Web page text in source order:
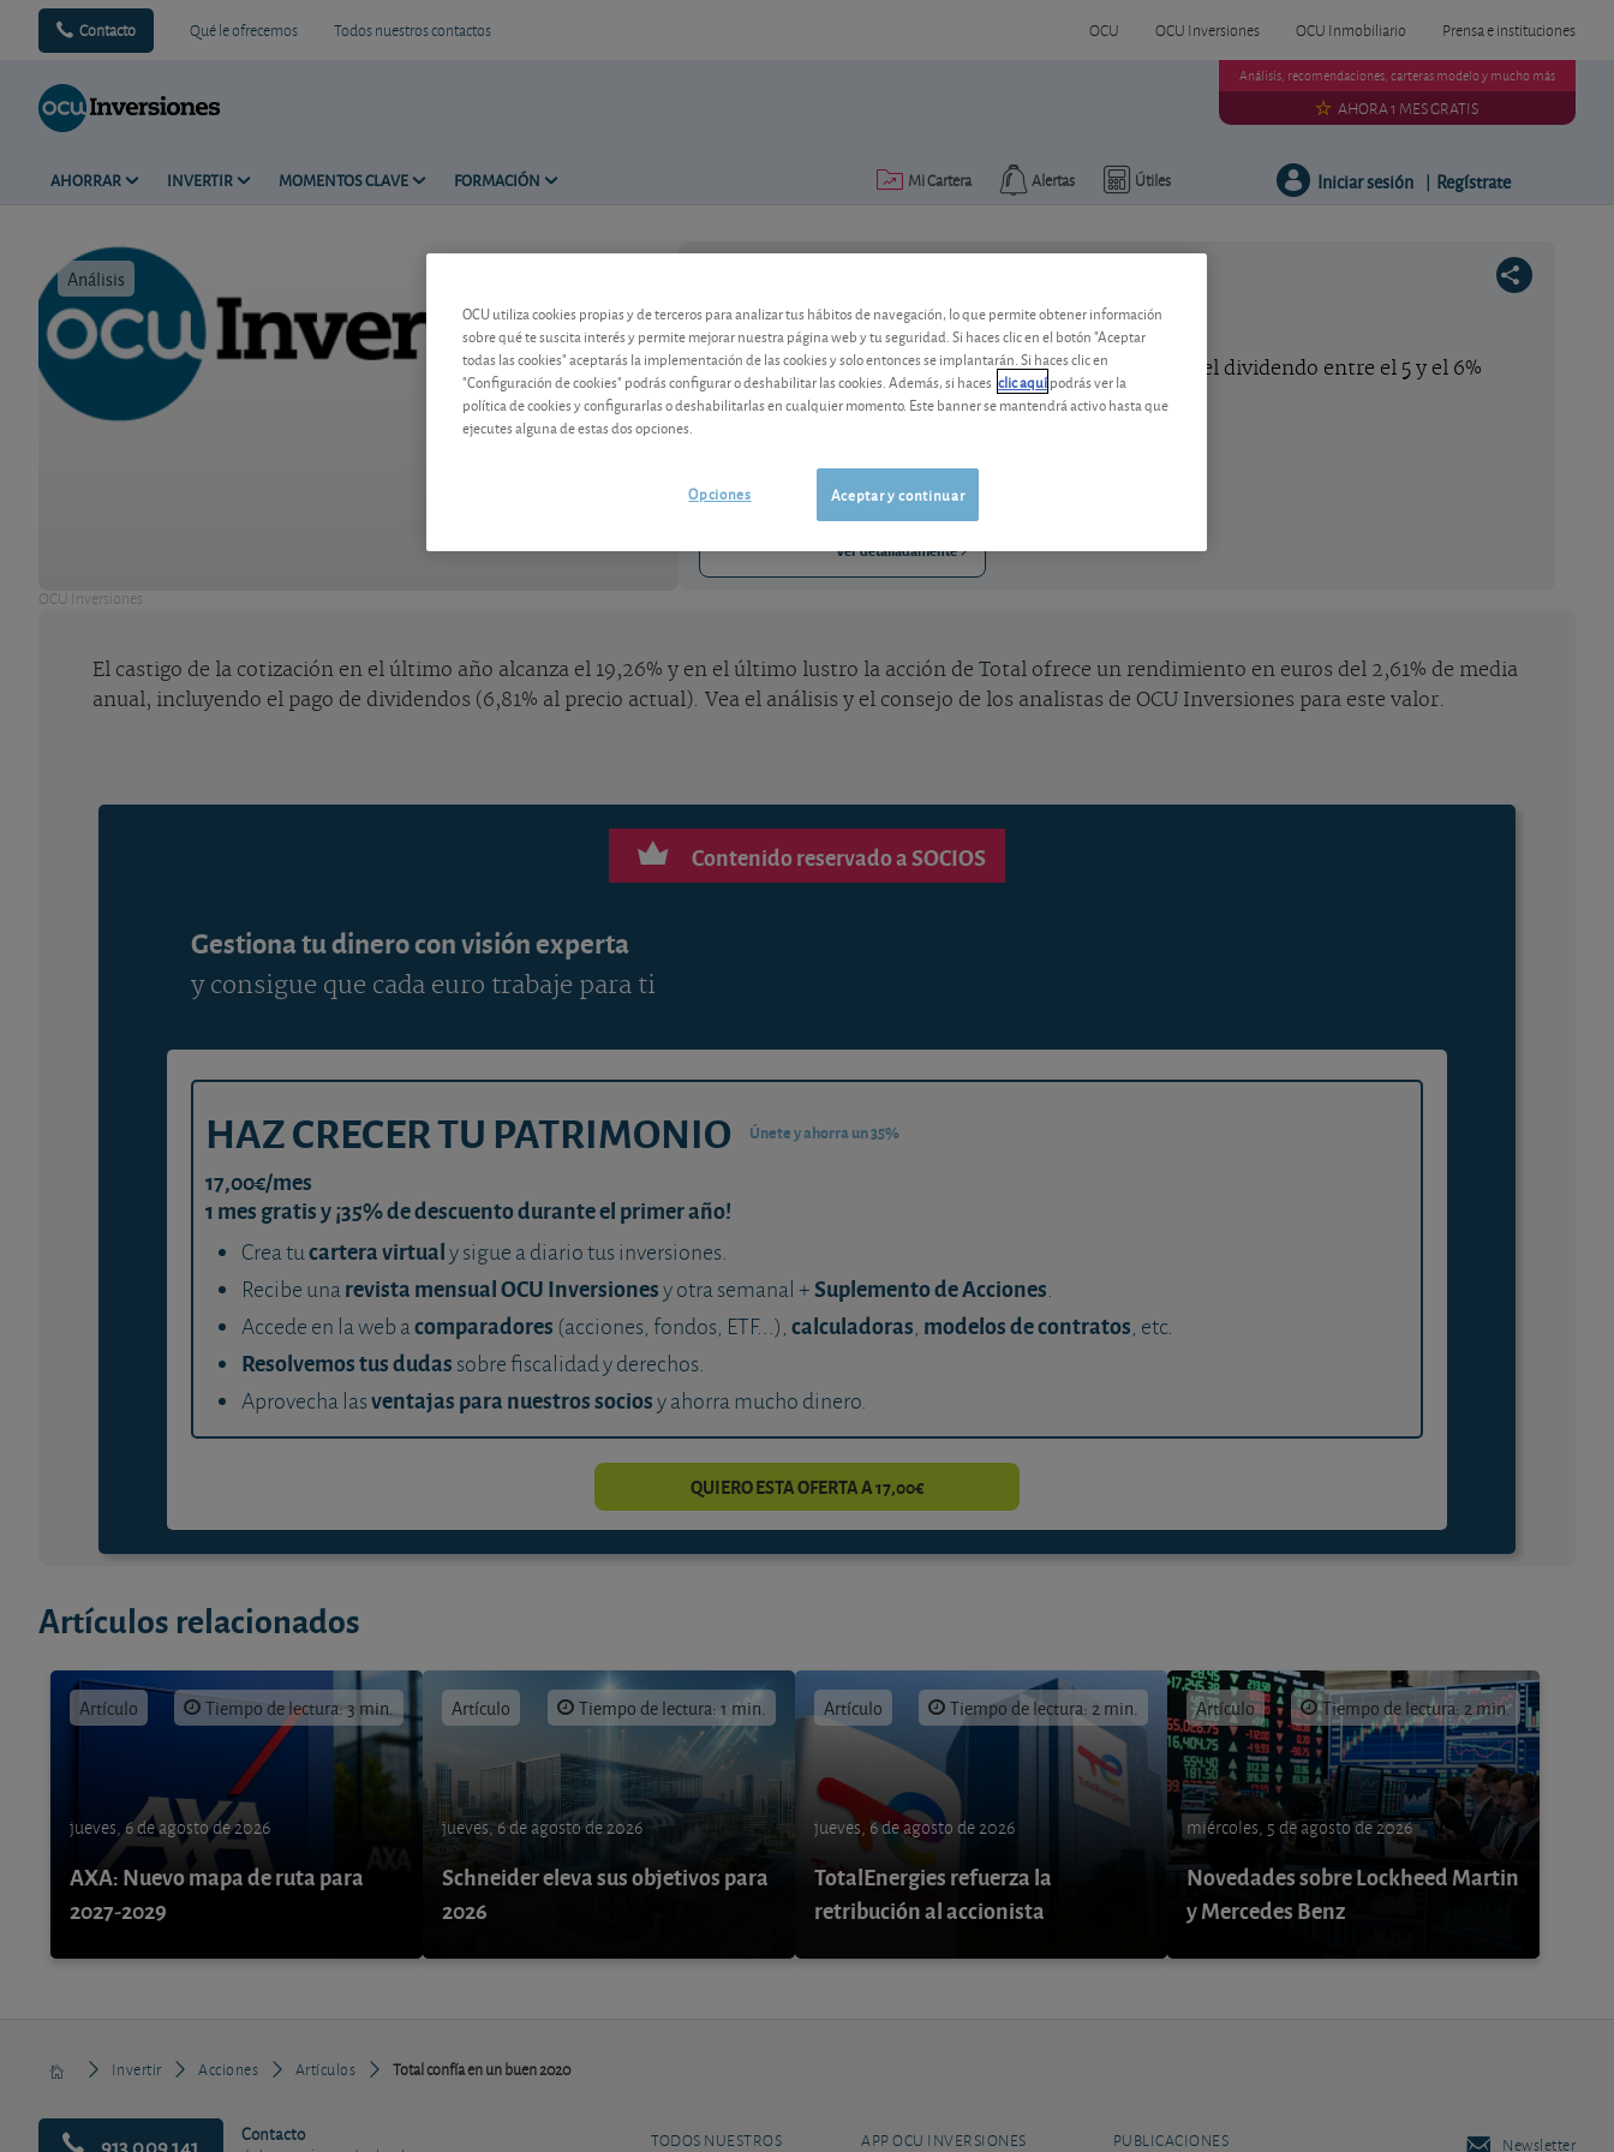
Contacto Qué le ofrecemos Todos nuestros contactos OCU OCU Inversiones OCU Inmobiliario Prensa e instituciones
AHORRAR INVERTIR MOMENTOS CLAVE FORMACIÓN Útiles
Alertas
Mi Cartera
Análisis, recomendaciones, carteras modelo y mucho más
AHORA 1 MES GRATIS
Iniciar sesión | Regístrate
Análisis
OCU Inversiones
Total confía en un buen 2020
El grupo petrolero francés confirma un incremento del dividendo entre el 5 y el 6%
anual en los próximos años.
06/08/2026 París
0,64 EUR (0,87 %)
Ver detalladamente
El castigo de la cotización en el último año alcanza el 19,26% y en el último lustro la acción de Total ofrece un rendimiento en euros del 2,61% de media
anual, incluyendo el pago de dividendos (6,81% al precio actual). Vea el análisis y el consejo de los analistas de OCU Inversiones para este valor.
Contenido reservado a SOCIOS
Gestiona tu dinero con visión experta
y consigue que cada euro trabaje para ti
HAZ CRECER TU PATRIMONIO Únete y ahorra un 35%
17,00€/mes
1 mes gratis y ¡35% de descuento durante el primer año!
Crea tucartera virtualy sigue a diario tus inversiones.
Recibe unarevista mensual OCU Inversionesy otra semanal +Suplemento de Acciones.
Accede en la web acomparadores (acciones, fondos, ETF...), calculadoras, modelos de contratos, etc.
Resolvemos tus dudas sobre fiscalidad y derechos.
Aprovecha lasventajas para nuestros sociosy ahorra mucho dinero.
QUIERO ESTA OFERTA A 17,00€
Artículos relacionados
Artículo Tiempo de lectura: 3 min.
jueves, 6 de agosto de 2026
AXA: Nuevo mapa de ruta para
2027-2029
Artículo Tiempo de lectura: 1 min.
jueves, 6 de agosto de 2026
Schneider eleva sus objetivos para
2026
Artículo Tiempo de lectura: 2 min.
jueves, 6 de agosto de 2026
TotalEnergies refuerza la
retribución al accionista
Artículo Tiempo de lectura: 2 min.
miércoles, 5 de agosto de 2026
Novedades sobre Lockheed Martin
y Mercedes Benz
Invertir Acciones Artículos Total confía en un buen 2020
913 009 141 Contacto
TODOS NUESTROS
APP OCU INVERSIONES PUBLICACIONES Newsletter
OCU utiliza cookies propias y de terceros para analizar tus hábitos de navegación, lo que permite obtener información
sobre qué te suscita interés y permite mejorar nuestra página web y tu seguridad. Si haces clic en el botón "Aceptar
todas las cookies" aceptarás la implementación de las cookies y solo entonces se implantarán. Si haces clic en
"Configuración de cookies" podrás configurar o deshabilitar las cookies. Además, si haces clic aquípodrás ver la
política de cookies y configurarlas o deshabilitarlas en cualquier momento. Este banner se mantendrá activo hasta que
ejecutes alguna de estas dos opciones.
Aceptar y continuar
Opciones